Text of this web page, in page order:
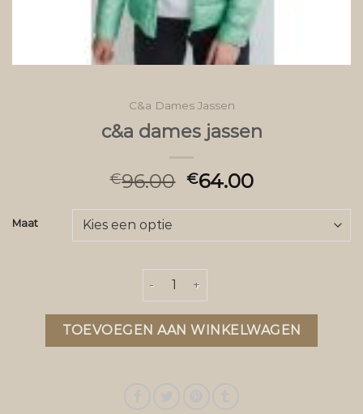
C&a Dames Jassen
c&a dames jassen
€96.00 €64.00
Maat
c&a dames jassen aantal
TOEVOEGEN AAN WINKELWAGEN